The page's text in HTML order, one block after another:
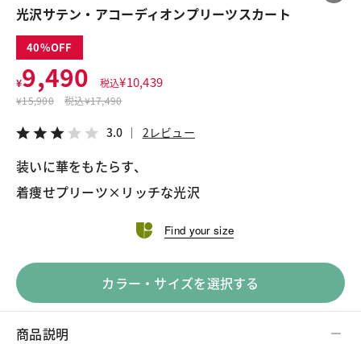
光沢サテン・アコーディオンプリーツスカート
40
¥9,490 税込¥10,439
¥15,900 税込¥17,490
3.0 2レビュー
装いに華をもたらす、
着痩せプリーツ×リッチな光沢
Find your size
カラー・サイズを選択する
商品説明
この商品をシェアする
¥9,490
税込¥10,439
LINE X